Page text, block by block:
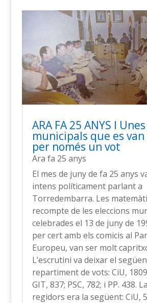
ARA FA 25 ANYS l
municipals que es
per només un vot
Ara fa 25 anys
El mes de juny de fa 25 anys
intens políticament parlant a
Torredembarra. Les
recompte de les eleccions
celebrades el 13 de juny de
per cert amb els comicis al
Europeu, van ser molt
L’escrutini va deixar el
repartiment de vots: CiU,
GIT, 837; PSC, 782; i PP. 438.
regidors era la següent: CiU,